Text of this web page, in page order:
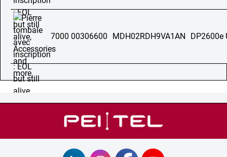
7000 00306600 MDH02RDH9VA1AN DP2600e